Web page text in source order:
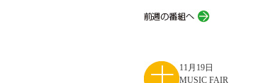
11月19日
MUSIC FAIR